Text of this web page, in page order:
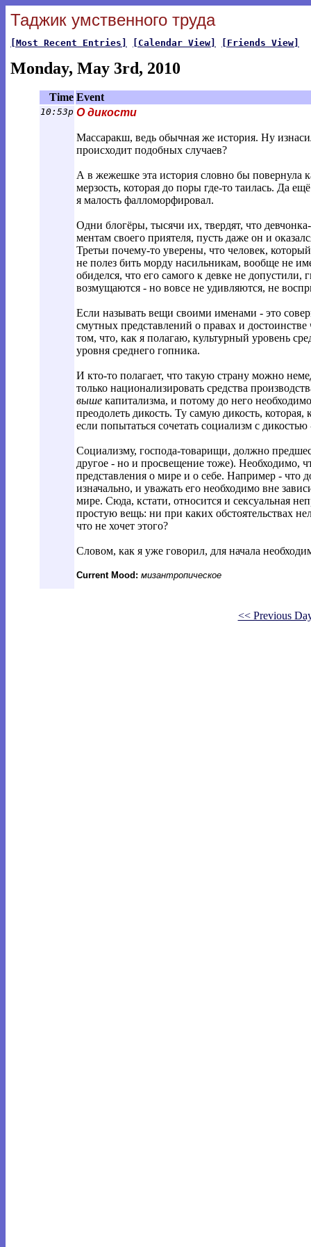
Таджик умственного труда
[Most Recent Entries] [Calendar View] [Friends View]
Monday, May 3rd, 2010
Time Event
10:53p О дикости
Массаракш, ведь обычная же история. Ну
происходит подобных случаев?
А в жежешке эта история словно бы повернула
мерзость, которая до поры где-то таилась. Да
я малость фалломорфировал.
Одни блогёры, тысячи их, твердят, что
ментам своего приятеля, пусть даже он и
Третьи почему-то уверены, что человек,
не полез бить морду насильникам, вообще не
обиделся, что его самого к девке не
возмущаются - но вовсе не удивляются, не
Если называть вещи своими именами - это
смутных представлений о правах и
том, что, как я полагаю, культурный уровень
уровня среднего гопника.
И кто-то полагает, что такую страну можно
только национализировать средства
выше капитализма, и потому до него
преодолеть дикость. Ту самую дикость,
если попытаться сочетать социализм с
Социализму, господа-товарищи, должно
другое - но и просвещение тоже). Необходимо,
представления о мире и о себе. Например - что
изначально, и уважать его необходимо вне
мире. Сюда, кстати, относится и сексуальная
простую вещь: ни при каких обстоятельствах
что не хочет этого?
Словом, как я уже говорил, для начала
Current Mood: мизантропическое
<< Previous